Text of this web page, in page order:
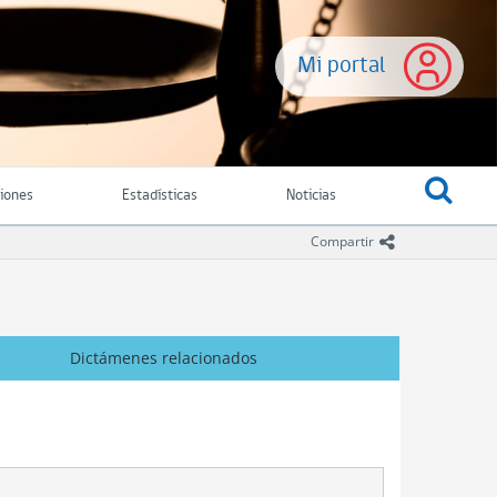
Mi portal
Estadísticas Noticias
Compartir icono
Dictámenes relacionados